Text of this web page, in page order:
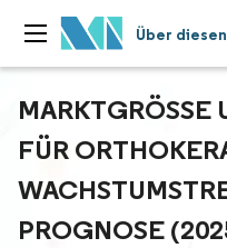
Über
MARKTGRÖSSE
ÜR
ROGNOSE